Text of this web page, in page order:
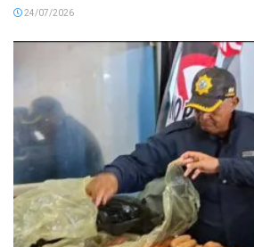
24/07/2026